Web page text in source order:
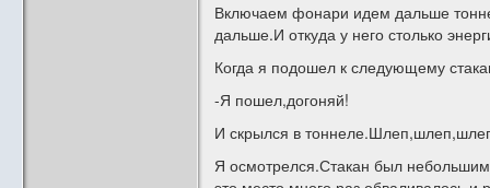
Включаем фонари идем дальше
дальше.И откуда у него столько
Когда я подошел к следующему
-Я пошел,догоняй!
И скрылся в
Я осмотрелся.Стакан был